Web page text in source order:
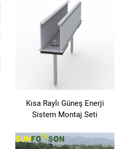
Kısa Raylı Güneş Enerji
Sistem Montaj Seti